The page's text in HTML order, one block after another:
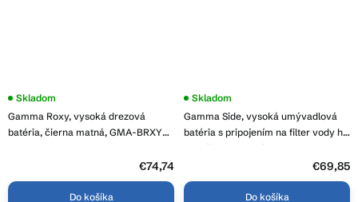
Gamma Roxy, vysoká drezová
batéria, čierna matná, GMA-BRXYK-
Skladom
€74,74
Do košíka
Gamma Side, vysoká umývadlová
batéria s pripojením na filter vody h-
330, čierna matná, GMA-BSEF-BK
Skladom
€69,85
Do košíka